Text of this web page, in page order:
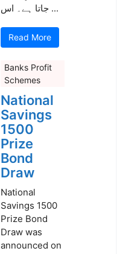
جاتا ہے۔ اس ...
Read More
Banks Profit
Schemes
National
Savings
1500
Prize
Bond
Draw
National
Savings 1500
Prize Bond
Draw was
announced on